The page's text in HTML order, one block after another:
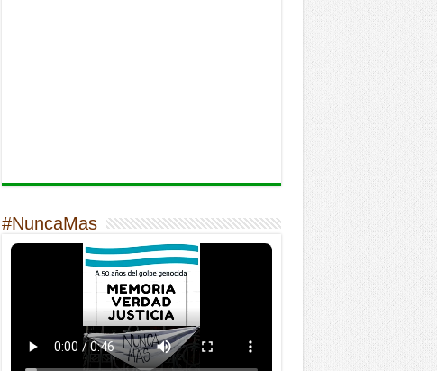
#NuncaMas